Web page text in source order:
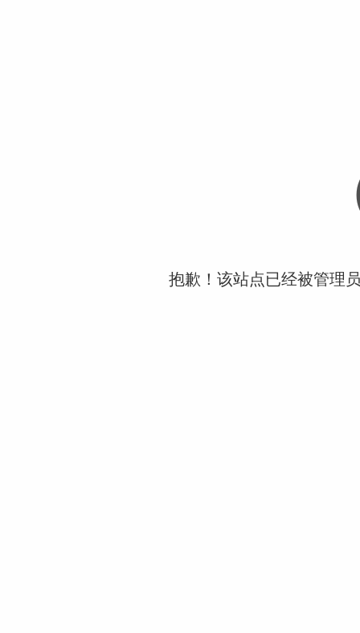
抱歉！该站点已经被管理